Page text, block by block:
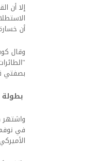
إلا أن
أن
وقال
بصفتي
بطولة
واشتهر